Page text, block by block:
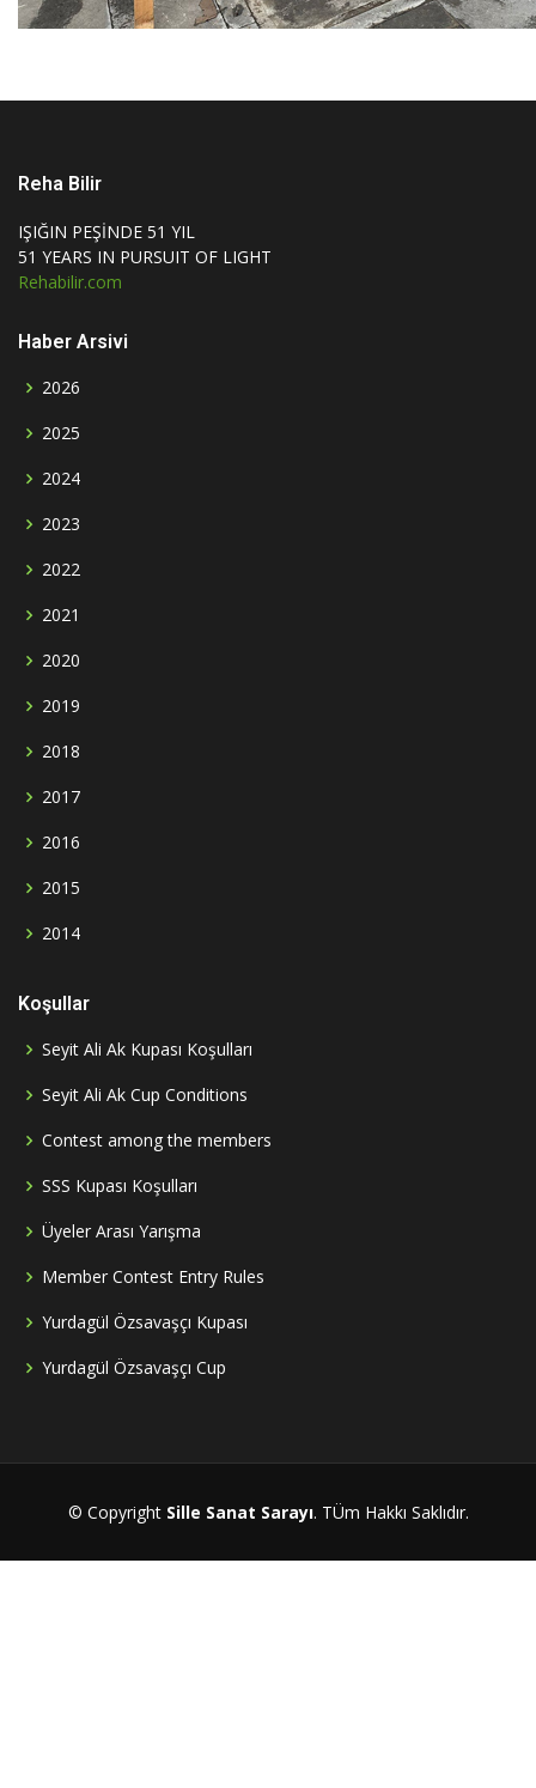
Reha Bilir
IŞIĞIN PEŞİNDE 51 YIL
51 YEARS IN PURSUIT OF LIGHT
Rehabilir.com
Haber Arsivi
2026
2025
2024
2023
2022
2021
2020
2019
2018
2017
2016
2015
2014
Koşullar
Seyit Ali Ak Kupası Koşulları
Seyit Ali Ak Cup Conditions
Contest among the members
SSS Kupası Koşulları
Üyeler Arası Yarışma
Member Contest Entry Rules
Yurdagül Özsavaşçı Kupası
Yurdagül Özsavaşçı Cup
© Copyright Sille Sanat Sarayı. TÜm Hakkı Saklıdır.